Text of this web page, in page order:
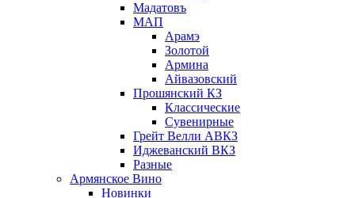
Мадатовъ
МАП
Арамэ
Золотой
Армина
Айвазовский
Прошянский КЗ
Классические
Сувенирные
Грейт Велли АВКЗ
Иджеванский ВКЗ
Разные
Армянское Вино
Новинки